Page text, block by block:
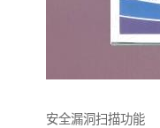
安全漏洞扫描功能